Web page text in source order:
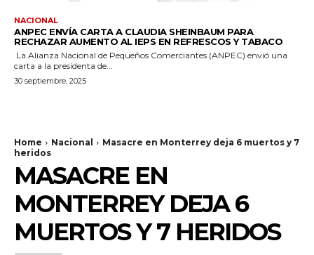
NACIONAL
ANPEC ENVÍA CARTA A CLAUDIA SHEINBAUM PARA
RECHAZAR AUMENTO AL IEPS EN REFRESCOS Y TABACO
La Alianza Nacional de Pequeños Comerciantes (ANPEC) envió una
carta a la presidenta de...
30 septiembre, 2025